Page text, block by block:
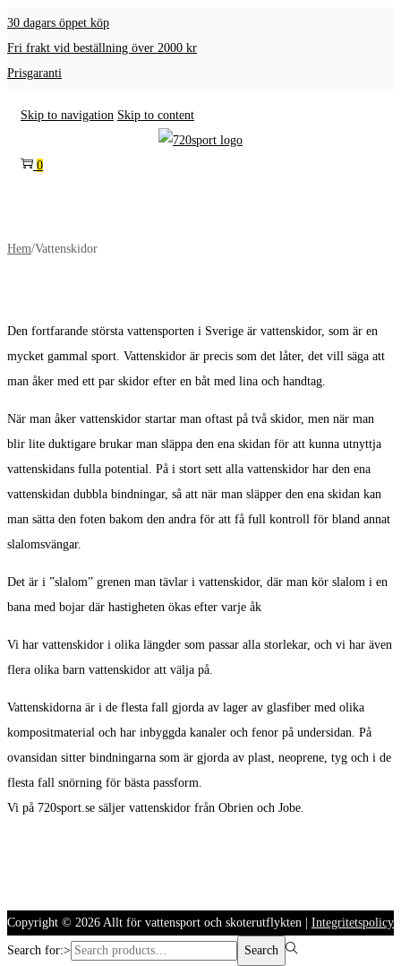
30 dagars öppet köp
Fri frakt vid beställning över 2000 kr
Prisgaranti
Skip to navigation Skip to content
0
Hem/Vattenskidor
Den fortfarande största vattensporten i Sverige är vattenskidor, som är en
mycket gammal sport. Vattenskidor är precis som det låter, det vill säga att
man åker med ett par skidor efter en båt med lina och handtag.
När man åker vattenskidor startar man oftast på två skidor, men när man
blir lite duktigare brukar man släppa den ena skidan för att kunna utnyttja
vattenskidans fulla potential. På i stort sett alla vattenskidor har den ena
vattenskidan dubbla bindningar, så att när man släpper den ena skidan kan
man sätta den foten bakom den andra för att få full kontroll för bland annat
slalomsvängar.
Det är i ”slalom” grenen man tävlar i vattenskidor, där man kör slalom i en
bana med bojar där hastigheten ökas efter varje åk
Vi har vattenskidor i olika längder som passar alla storlekar, och vi har även
flera olika barn vattenskidor att välja på.
Vattenskidorna är i de flesta fall gjorda av lager av glasfiber med olika
kompositmaterial och har inbyggda kanaler och fenor på undersidan. På
ovansidan sitter bindningarna som är gjorda av plast, neoprene, tyg och i de
flesta fall snörning för bästa passform.
Vi på 720sport.se säljer vattenskidor från Obrien och Jobe.
Copyright © 2026 Allt för vattensport och skoterutflykten Integritetspolicy
Search for:> Search